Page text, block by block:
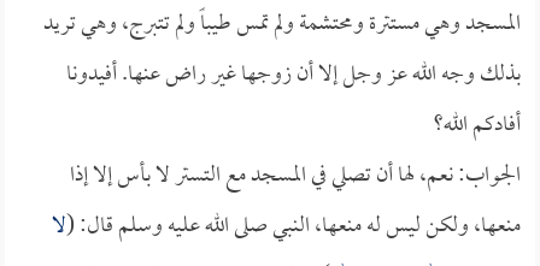
المسجد وهي مستترة ومحتشمة ولم تمس طيباً ولم تتبرج، وهي تريد
بذلك وجه الله عز وجل إلا أن زوجها غير راض عنها. أفيدونا
أفادكم الله؟
الجواب: نعم، لها أن تصلي في المسجد مع التستر لا بأس إلا إذا
منعها، ولكن ليس له منعها، النبي صلى الله عليه وسلم قال: (لا